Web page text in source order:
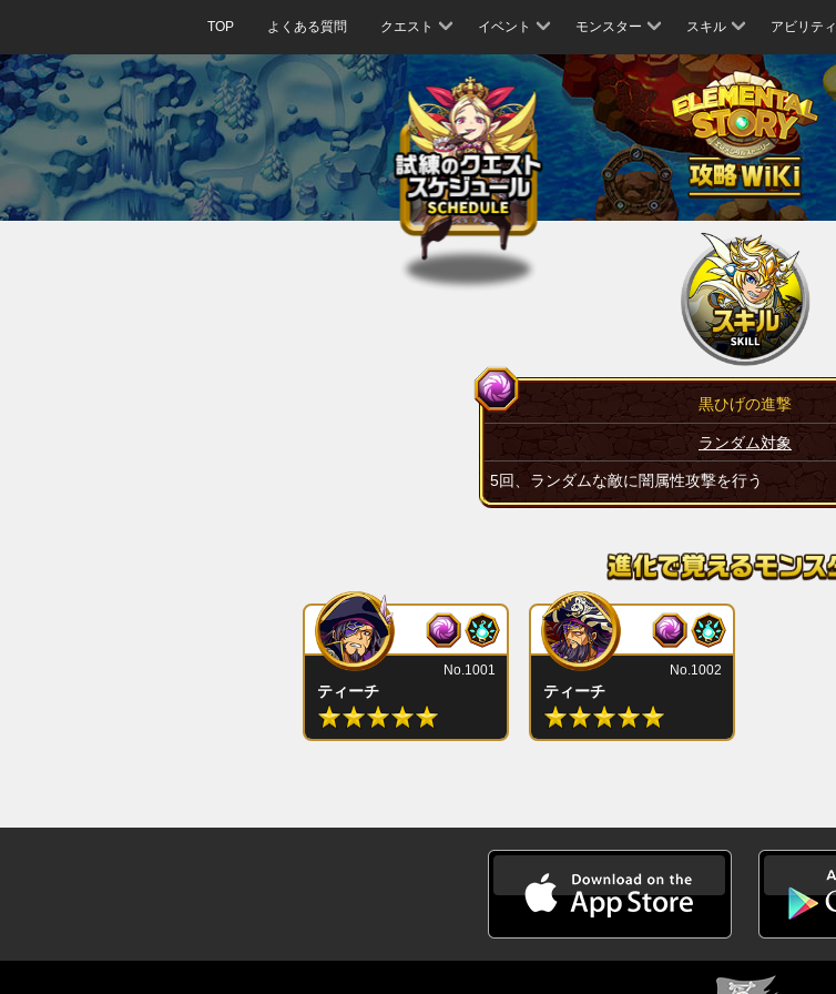
TOP よくある質問 クエスト イベント モンスター スキル アビリティ
黒ひげの進撃
ランダム対象
5回、ランダムな敵に闇属性攻撃を行う
ティーチ
No.1001
ティーチ
No.1002